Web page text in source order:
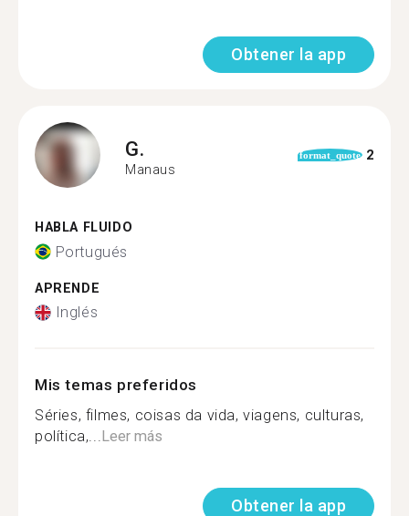
Obtener la app
G.
Manaus
format_quote 2
HABLA FLUIDO
Portugués
APRENDE
Inglés
Mis temas preferidos
Séries, filmes, coisas da vida, viagens, culturas,
política,...Leer más
Obtener la app